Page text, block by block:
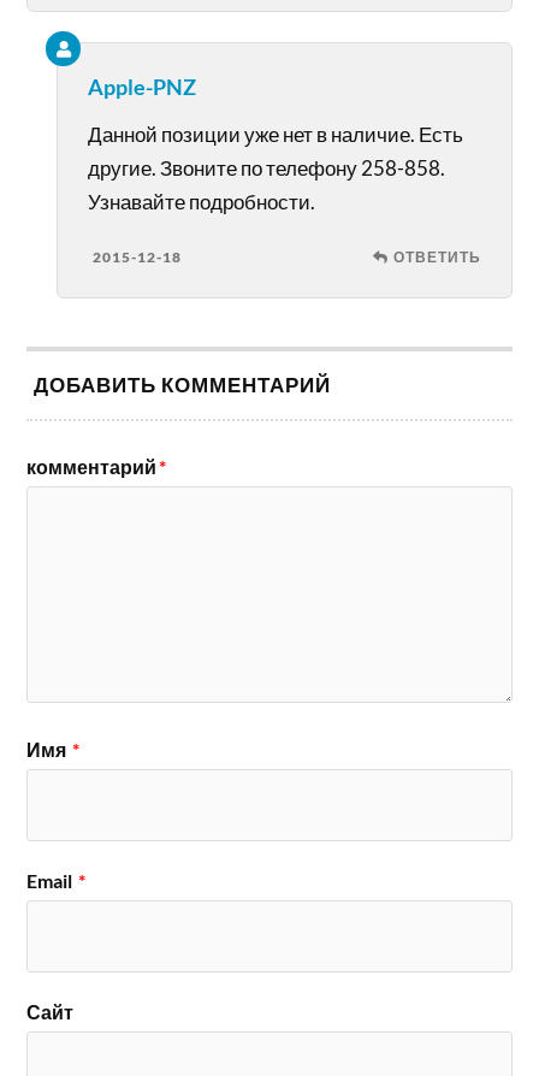
Apple-PNZ
Данной позиции уже нет в наличие. Есть
другие. Звоните по телефону 258-858.
Узнавайте подробности.
2015-12-18 ОТВЕТИТЬ
ДОБАВИТЬ КОММЕНТАРИЙ
комментарий*
Имя *
Email *
Сайт